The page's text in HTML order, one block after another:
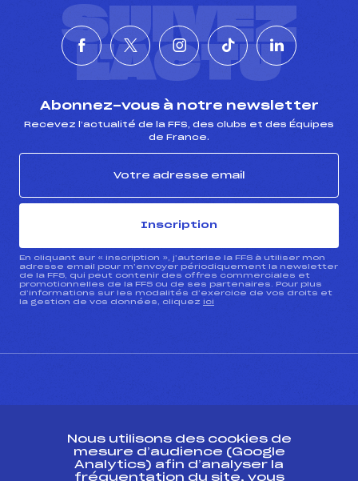
SUIVEZ
L'ACTU
Abonnez-vous à notre newsletter
Recevez l’actualité de la FFS, des clubs et des Équipes
de France.
Inscription
En cliquant sur « inscription », j’autorise la FFS à utiliser mon
adresse email pour m’envoyer périodiquement la newsletter
de la FFS, qui peut contenir des offres commerciales et
promotionnelles de la FFS ou de ses partenaires. Pour plus
d’informations sur les modalités d’exercice de vos droits et
la gestion de vos données, cliquez ici
ESPACE PRESSE
Nous utilisons des cookies de
mesure d’audience (Google
Analytics) afin d’analyser la
fréquentation du site, vous